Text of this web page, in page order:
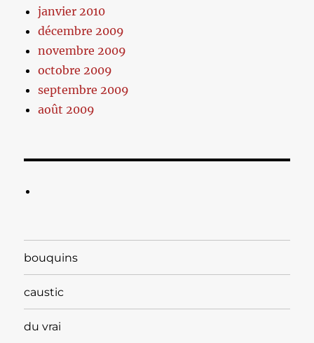
janvier 2010
décembre 2009
novembre 2009
octobre 2009
septembre 2009
août 2009
bouquins
caustic
du vrai